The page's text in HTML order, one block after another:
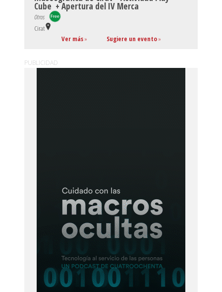
Cube + Apertura del IV Merca
Otros
Cirat
Ver más» Sugiere un evento»
PUBLICIDAD